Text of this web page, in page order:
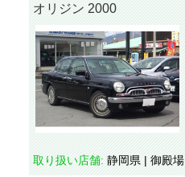
オリジン 2000
取り扱い店舗: 静岡県 | 御殿場